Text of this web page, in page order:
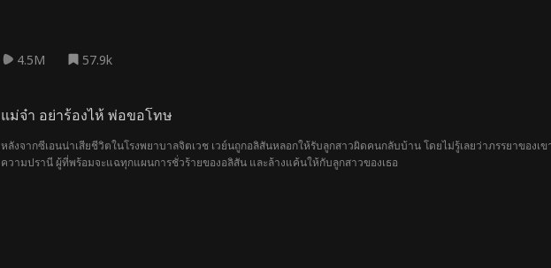
4.5M 57.9k
แม่จ๋า อย่าร้องไห้ พ่อขอโทษ
หลังจากซีเอนน่าเสียชีวิตในโรงพยาบาลจิตเวช เวย์นถูกอลิสันหลอกให้รับลูกสาวผิดคนกลับบ้าน โดยไม่รู้เลยว่าภรรยาของ
ความปรานี ผู้ที่พร้อมจะแฉทุกแผนการชั่วร้ายของอลิสัน และล้างแค้นให้กับลูกสาวของเธอ